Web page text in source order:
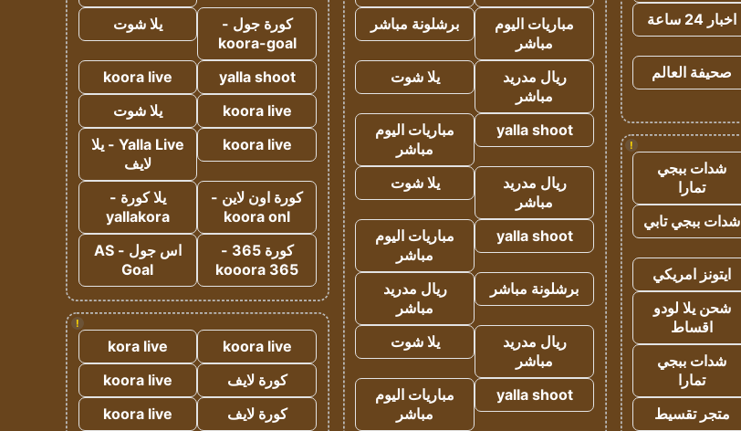
اخبار 24 ساعة
صحيفة العالم
!
شدات ببجي
تمارا
شدات ببجي تابي
ايتونز امريكي
شحن يلا لودو
اقساط
شدات ببجي
تمارا
متجر تقسيط
مباريات اليوم
مباشر
برشلونة مباشر
ريال مدريد
مباشر
يلا شوت
yalla shoot
مباريات اليوم
مباشر
ريال مدريد
مباشر
يلا شوت
yalla shoot
مباريات اليوم
مباشر
برشلونة مباشر
ريال مدريد
مباشر
ريال مدريد
مباشر
يلا شوت
yalla shoot
مباريات اليوم
مباشر
كورة جول -
koora-goal
يلا شوت
yalla shoot
koora live
koora live
يلا شوت
koora live
Yalla Live - يلا
لايف
كورة اون لاين -
koora onl
يلا كورة -
yallakora
كورة 365 -
kooora 365
اس جول - AS
Goal
!
koora live
kora live
كورة لايف
koora live
كورة لايف
koora live